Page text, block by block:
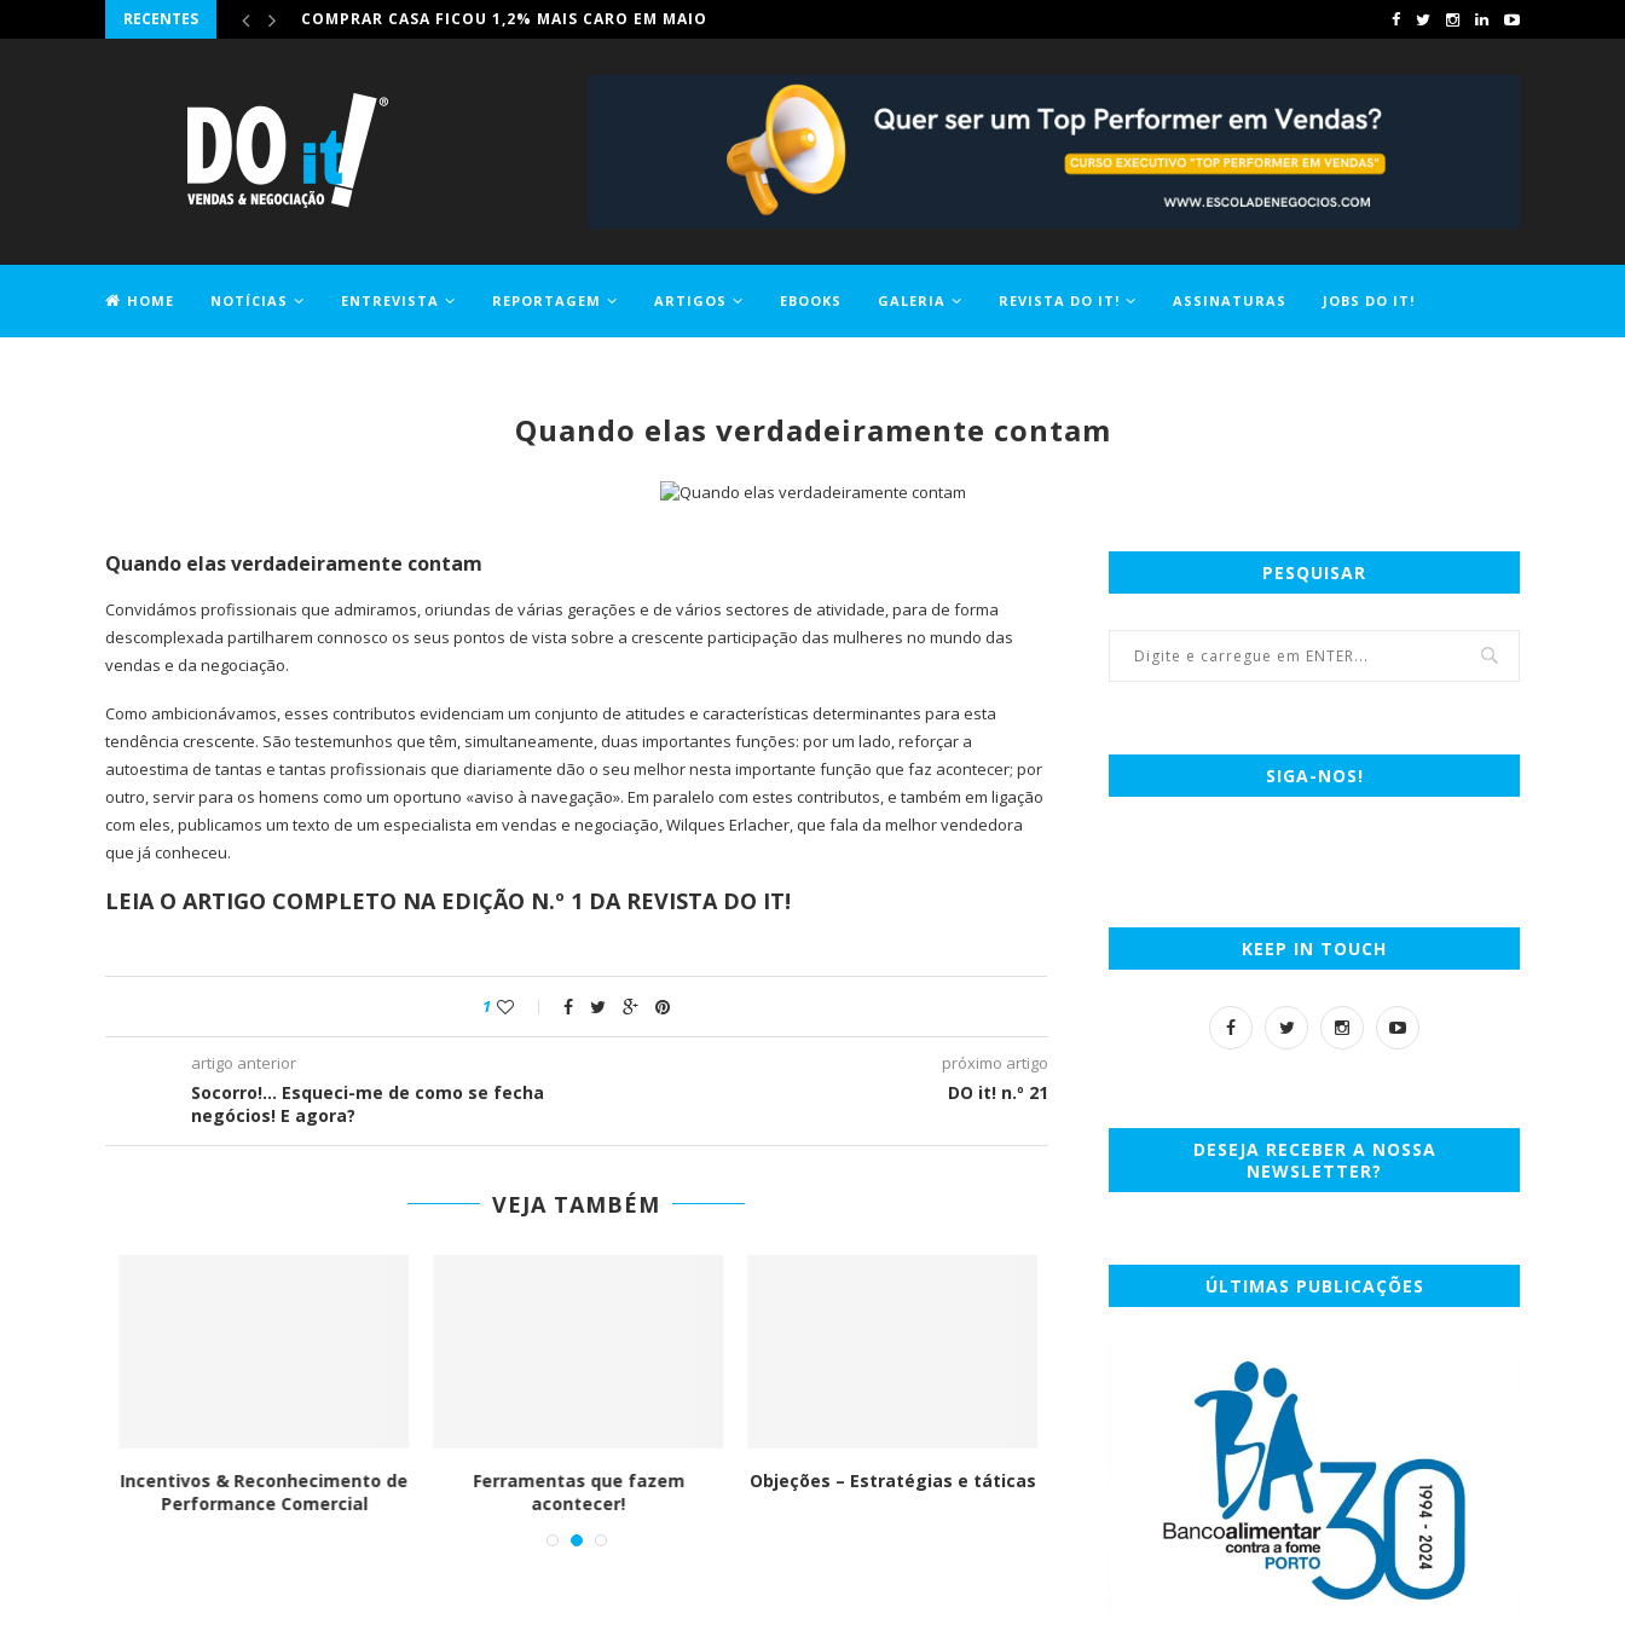
RECENTES IRONHACK JUNTA-SE À DIG-IN PARA TORNAR A EDUCAÇÃO...
HOME NOTÍCIAS ENTREVISTA REPORTAGEM ARTIGOS EBOOKS GALERIA REVISTA DO IT! ASSINATURAS JOBS DO IT!
Quando elas verdadeiramente contam
Quando elas verdadeiramente contam
Convidámos profissionais que admiramos, oriundas de várias gerações e de vários sectores de atividade, para de forma
descomplexada partilharem connosco os seus pontos de vista sobre a crescente participação das mulheres no mundo das
vendas e da negociação.
Como ambicionávamos, esses contributos evidenciam um conjunto de atitudes e características determinantes para esta
tendência crescente. São testemunhos que têm, simultaneamente, duas importantes funções: por um lado, reforçar a
autoestima de tantas e tantas profissionais que diariamente dão o seu melhor nesta importante função que faz acontecer; por
outro, servir para os homens como um oportuno «aviso à navegação». Em paralelo com estes contributos, e também em ligação
com eles, publicamos um texto de um especialista em vendas e negociação, Wilques Erlacher, que fala da melhor vendedora
que já conheceu.
LEIA O ARTIGO COMPLETO NA EDIÇÃO N.º 1 DA REVISTA DO IT!
1
artigo anterior
Socorro!… Esqueci-me de como se fecha
negócios! E agora?
próximo artigo
DO it! n.º 21
VEJA TAMBÉM
Incentivos & Reconhecimento de
Performance Comercial
Ferramentas que fazem
acontecer!
Objeções – Estratégias e táticas Concretizar O desafio da
PESQUISAR
SIGA-NOS!
KEEP IN TOUCH
DESEJA RECEBER A NOSSA
NEWSLETTER?
ÚLTIMAS PUBLICAÇÕES